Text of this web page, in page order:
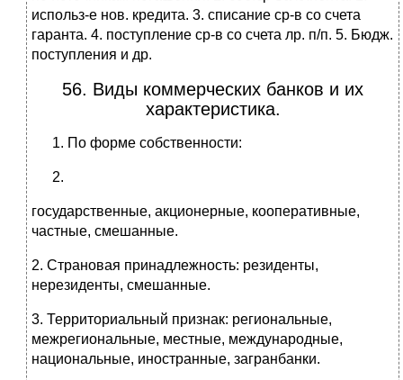
использ-е нов. кредита. 3. списание ср-в со счета
гаранта. 4. поступление ср-в со счета лр. п/п. 5. Бюдж.
поступления и др.
56. Виды коммерческих банков и их
характеристика.
По форме собственности:
государственные, акционерные, кооперативные,
частные, смешанные.
2. Страновая принадлежность: резиденты,
нерезиденты, смешанные.
3. Территориальный признак: региональные,
межрегиональные, местные, международные,
национальные, иностранные, загранбанки.